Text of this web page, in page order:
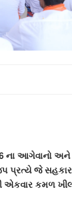
6 ના આગેવાનો
પ્રત્યે જે
એકવાર કમળ